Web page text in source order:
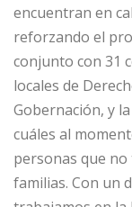
encuentran en
reforzando el
conjunto con 31
locales de
Gobernación, y
cuáles al
personas que
familias. Con un